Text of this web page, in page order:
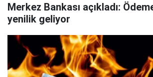
Merkez Bankası açıkladı:
yenilik geliyor